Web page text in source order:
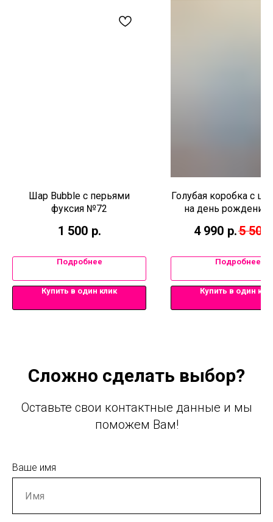
Шар Bubble с перьями
фуксия №72
1 500 р.
Подробнее
Купить в один клик
Голубая коробка с
на день
4 990 р.5 500
Подробнее
Купить в один
Сложно сделать выбор?
Оставьте свои контактные данные и мы
поможем Вам!
Ваше имя